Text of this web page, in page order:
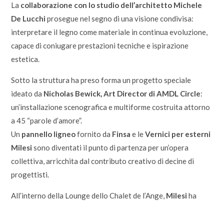
La collaborazione con lo studio dell’architetto Michele
De Lucchi prosegue nel segno di una visione condivisa:
interpretare il legno come materiale in continua evoluzione,
capace di coniugare prestazioni tecniche e ispirazione
estetica.
Sotto la struttura ha preso forma un progetto speciale
ideato da Nicholas Bewick, Art Director di AMDL Circle:
un’installazione scenografica e multiforme costruita attorno
a 45 “parole d’amore”.
Un pannello ligneofornito da Finsa e leVernici per esterni
Milesi sono diventati il punto di partenza per un’opera
collettiva, arricchita dal contributo creativo di decine di
progettisti.
All’interno della Lounge dello Chalet de l’Ange, Milesiha